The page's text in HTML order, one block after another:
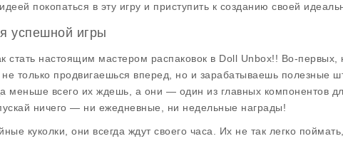
покопаться в эту игру и приступить к созданию своей
успешной игры
стать настоящим мастером распаковок в Doll Unbox!! Во-первых,
не только продвигаешься вперед, но и зарабатываешь полезные
меньше всего их ждешь, а они — один из главных компонентов
ничего — ни ежедневные, ни недельные награды!
куколки , они всегда ждут своего часа. Их не так легко